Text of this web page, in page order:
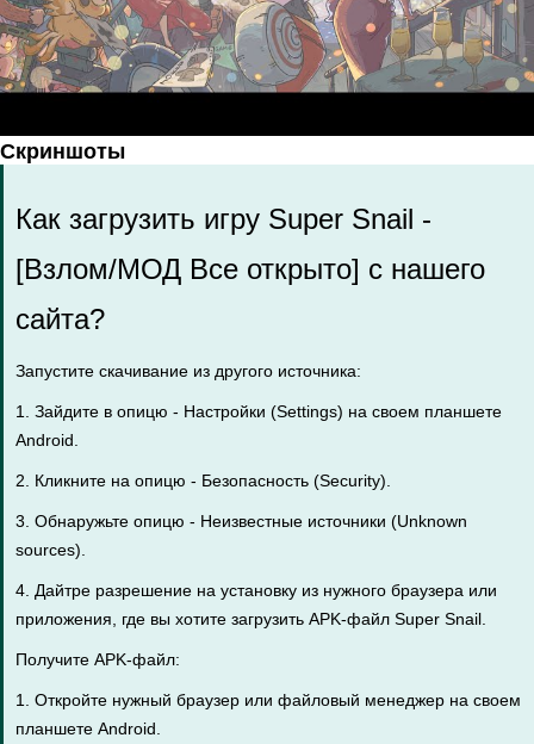
Скриншоты
Как загрузить игру Super Snail -
[Взлом/МОД Все открыто] с нашего
сайта?
Запустите скачивание из другого источника:
1. Зайдите в опицю - Настройки (Settings) на своем планшете
Android.
2. Кликните на опицю - Безопасность (Security).
3. Обнаружьте опицю - Неизвестные источники (Unknown
sources).
4. Дайтре разрешение на установку из нужного браузера или
приложения, где вы хотите загрузить APK-файл Super Snail.
Получите APK-файл:
1. Откройте нужный браузер или файловый менеджер на своем
планшете Android.